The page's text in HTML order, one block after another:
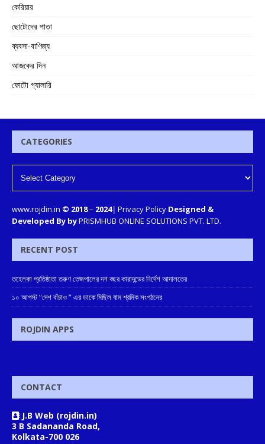
কেরিয়ার
ছোটোদের পাতা
ব্যবসা-বাণিজ্য
আজকের দিন
ফোটো গ্যালারি
CATEGORIES
www.rojdin.in © 2018– 2024| Privacy Policy Designed &
Developed By byPRISMHUB ONLINE SOLUTIONS PVT. LTD.
RECENT POST
তহেলকা প্রতিষ্ঠাতা তরুণ তেজপালের দশ বছর কারাদন্ডের নির্দেশ আদালতের
১০ আগস্ট “দেশ বাঁচাও ” এর ডাকে মিছিল বাম শ্রমিক সংগঠনের
ROJDIN APPS
CONTACT
J.B Web (rojdin.in)
3 B Sadananda Road,
Kolkata-700 026